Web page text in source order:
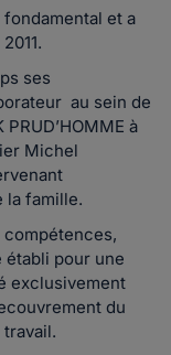
et a
ses
au sein de
à
Michel
la famille.
établi pour une
exclusivement
du